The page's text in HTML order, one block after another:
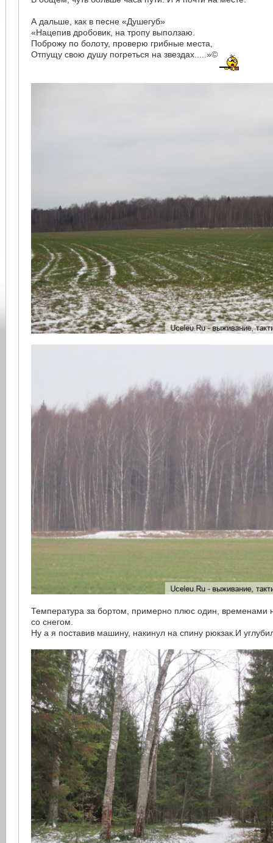
А дальше, как в песне «Душегуб»
«Нацепив дробовик, на тропу выползаю.
Поброжу по болоту, проверю грибные места,
Отпущу свою душу погреться на звездах.....»©
Температура за бортом, примерно плюс один, временами
со снегом.
Ну а я поставив машину, накинул на спину рюкзак.И